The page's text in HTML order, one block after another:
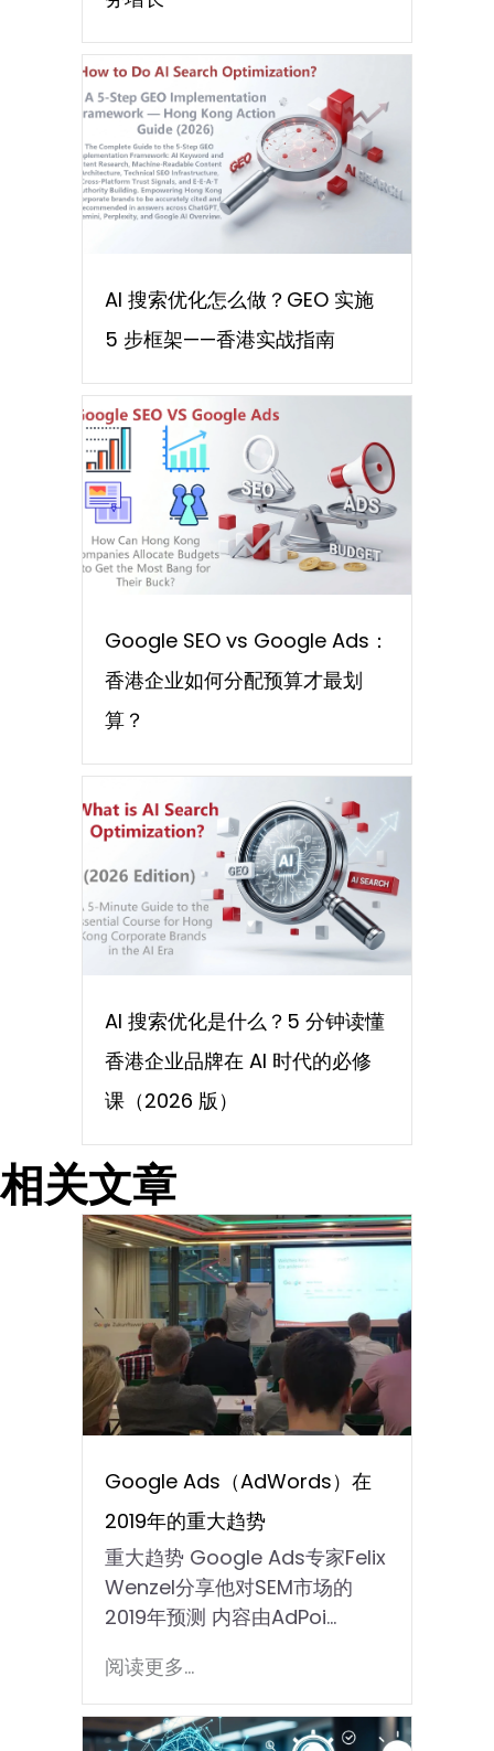
AI 搜索优化怎么做？GEO 实施
5 步框架——香港实战指南
Google SEO vs Google Ads：
香港企业如何分配预算才最划
算？
AI 搜索优化是什么？5 分钟读懂
香港企业品牌在 AI 时代的必修
课（2026 版）
相关文章
Google Ads（AdWords）在
2019年的重大趋势
重大趋势 Google Ads专家Felix
Wenzel分享他对SEM市场的
2019年预测 内容由AdPoi...
阅读更多...